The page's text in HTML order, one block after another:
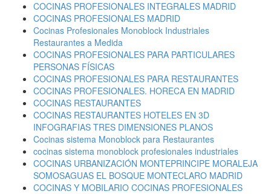
COCINAS PROFESIONALES INTEGRALES MADRID
COCINAS PROFESIONALES MADRID
Cocinas Profesionales Monoblock Industriales
Restaurantes a Medida
COCINAS PROFESIONALES PARA PARTICULARES
PERSONAS FÍSICAS
COCINAS PROFESIONALES PARA RESTAURANTES
COCINAS PROFESIONALES. HORECA EN MADRID
COCINAS RESTAURANTES
COCINAS RESTAURANTES HOTELES EN 3D
INFOGRAFIAS TRES DIMENSIONES PLANOS
Cocinas sistema Monoblock para Restaurantes
cocinas sistema monoblock profesionales industriales
COCINAS URBANIZACIÓN MONTEPRINCIPE MORALEJA
SOMOSAGUAS EL BOSQUE MONTECLARO MADRID
COCINAS Y MOBILARIO COCINAS PROFESIONALES